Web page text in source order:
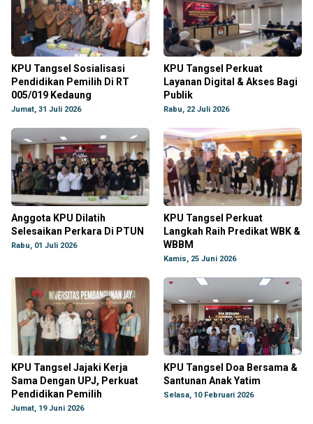
KPU Tangsel Sosialisasi
Pendidikan Pemilih Di RT
005/019 Kedaung
Jumat, 31 Juli 2026
KPU Tangsel Perkuat
Layanan Digital & Akses Bagi
Publik
Rabu, 22 Juli 2026
Anggota KPU Dilatih
Selesaikan Perkara Di PTUN
Rabu, 01 Juli 2026
KPU Tangsel Perkuat
Langkah Raih Predikat WBK &
WBBM
Kamis, 25 Juni 2026
KPU Tangsel Jajaki Kerja
Sama Dengan UPJ, Perkuat
Pendidikan Pemilih
Jumat, 19 Juni 2026
KPU Tangsel Doa Bersama &
Santunan Anak Yatim
Selasa, 10 Februari 2026